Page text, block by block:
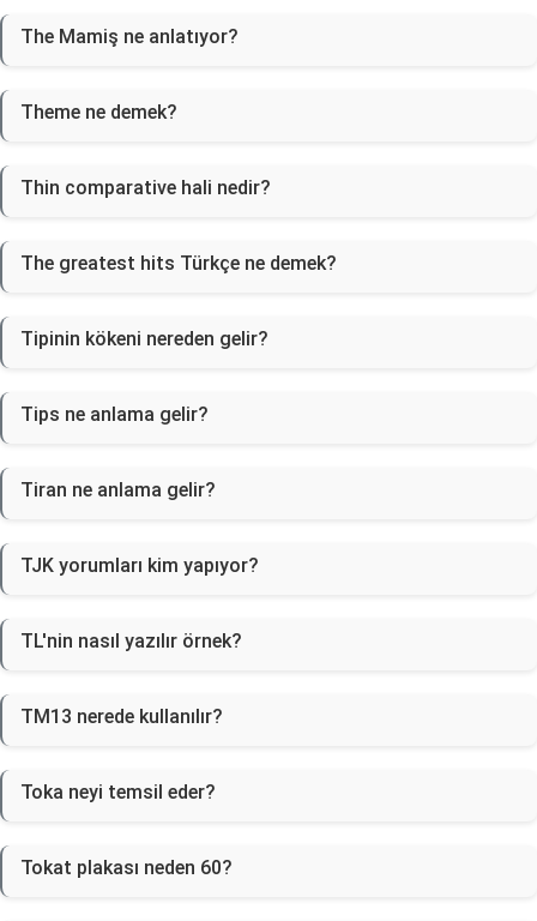
The Mamiş ne anlatıyor?
Theme ne demek?
Thin comparative hali nedir?
The greatest hits Türkçe ne demek?
Tipinin kökeni nereden gelir?
Tips ne anlama gelir?
Tiran ne anlama gelir?
TJK yorumları kim yapıyor?
TL'nin nasıl yazılır örnek?
TM13 nerede kullanılır?
Toka neyi temsil eder?
Tokat plakası neden 60?